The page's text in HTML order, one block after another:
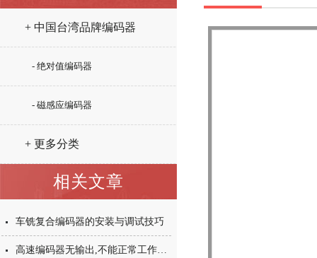
+ 中国台湾品牌编码器
- 绝对值编码器
- 磁感应编码器
+ 更多分类
相关文章
车铣复合编码器的安装与调试技巧
高速编码器无输出,不能正常工作是怎么回事?